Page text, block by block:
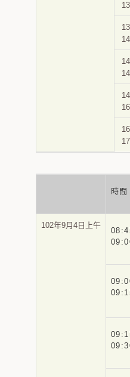
時間
102年9月4日上午